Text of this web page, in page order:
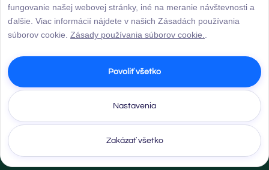
fungovanie našej webovej stránky, iné na meranie návštevnosti a
ďalšie. Viac informácií nájdete v našich Zásadách používania
súborov cookie. Zásady používania súborov cookie.
Povoliť všetko
Nastavenia
Zakázať všetko